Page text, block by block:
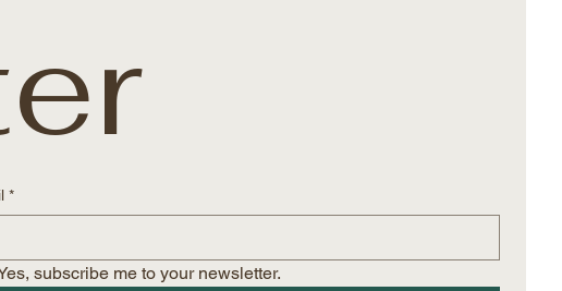
*
subscribe me to your newsletter.